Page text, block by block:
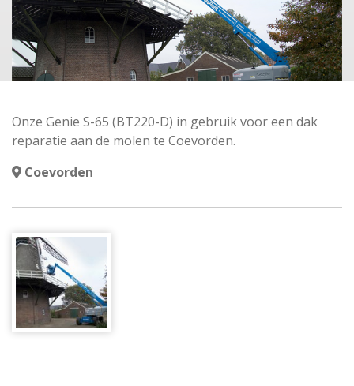
Onze Genie S-65 (BT220-D) in gebruik voor een dak
reparatie aan de molen te Coevorden.
Coevorden